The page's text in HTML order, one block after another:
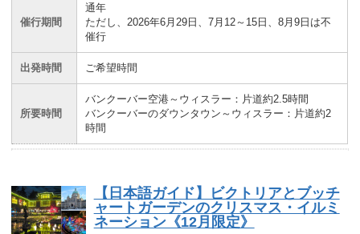
催行期間
通年
ただし、2026年6月29日、7月12～15日、8月9日は不
催行
出発時間 ご希望時間
所要時間
バンクーバー空港～ウィスラー：片道約2.5時間
バンクーバーのダウンタウン～ウィスラー：片道約2
時間
【日本語ガイド】ビクトリアとブッチ
ャートガーデンのクリスマス・イルミ
ネーション《12月限定》